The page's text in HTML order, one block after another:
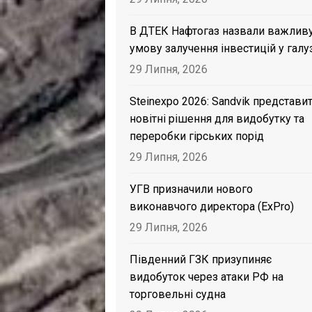
В ДТЕК Нафтогаз назвали
умову залучення інвестицій у
29 Липня, 2026
Steinexpo 2026: Sandvik
новітні рішення для видобутку та
переробки гірських порід
29 Липня, 2026
УГВ призначили нового
виконавчого директора (ExPro)
29 Липня, 2026
Південний ГЗК призупиняє
видобуток через атаки РФ на
торговельні судна